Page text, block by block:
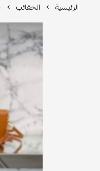
الرئيسية الحقائب